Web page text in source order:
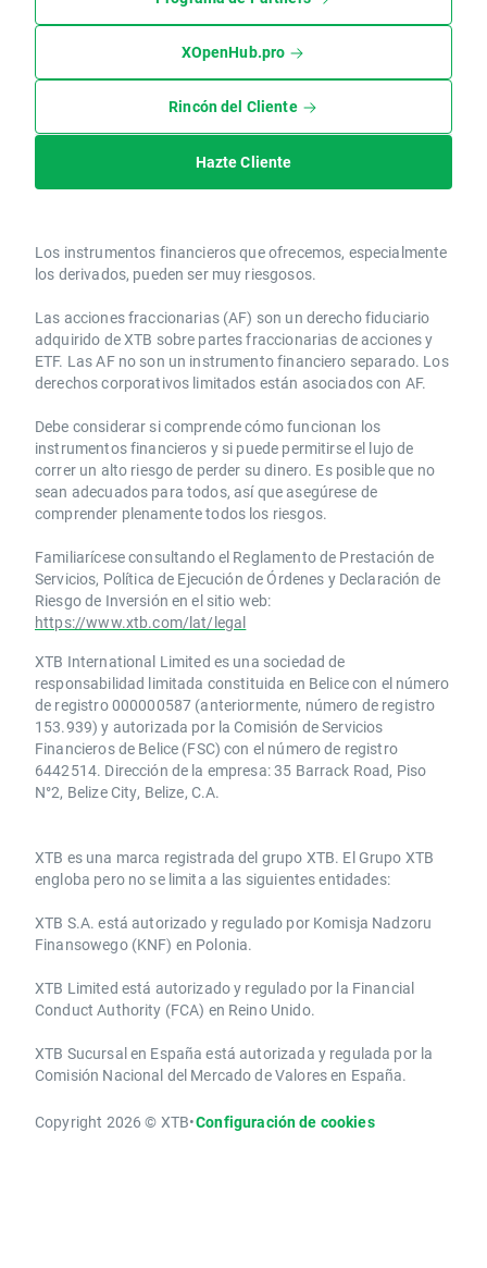
XOpenHub.pro
Rincón del Cliente
Hazte Cliente
Los instrumentos financieros que ofrecemos, especialmente
los derivados, pueden ser muy riesgosos.
Las acciones fraccionarias (AF) son un derecho fiduciario
adquirido de XTB sobre partes fraccionarias de acciones y
ETF. Las AF no son un instrumento financiero separado. Los
derechos corporativos limitados están asociados con AF.
Debe considerar si comprende cómo funcionan los
instrumentos financieros y si puede permitirse el lujo de
correr un alto riesgo de perder su dinero. Es posible que no
sean adecuados para todos, así que asegúrese de
comprender plenamente todos los riesgos.
Familiarícese consultando el Reglamento de Prestación de
Servicios, Política de Ejecución de Órdenes y Declaración de
Riesgo de Inversión en el sitio web:
https://www.xtb.com/lat/legal
XTB International Limited es una sociedad de
responsabilidad limitada constituida en Belice con el número
de registro 000000587 (anteriormente, número de registro
153.939) y autorizada por la Comisión de Servicios
Financieros de Belice (FSC) con el número de registro
6442514. Dirección de la empresa: 35 Barrack Road, Piso
N°2, Belize City, Belize, C.A.
​​XTB es una marca registrada del grupo XTB. El Grupo XTB
engloba pero no se limita a las siguientes entidades:
XTB S.A.​ está autorizado y regulado por Komisja Nadzoru
Finansowego (KNF) ​en Polonia.
XTB Limited ​está autorizado y regulado por la ​Financial
Conduct Authority ​(FCA) en ​​Reino Unido.
XTB Sucursal en España está autorizada y regulada por la
Comisión Nacional del Mercado de Valores en España.
Copyright 2026 © XTB•Configuración de cookies